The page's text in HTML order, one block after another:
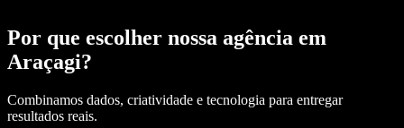
Por que escolher nossa agência em
Araçagi?
Combinamos dados, criatividade e tecnologia para entregar
resultados reais.